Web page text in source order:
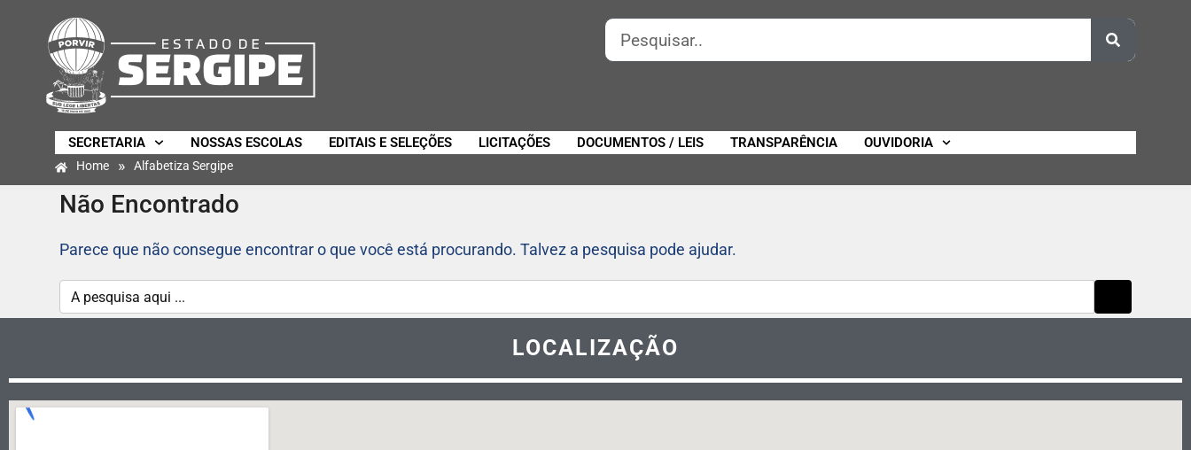
SECRETARIA NOSSAS ESCOLAS EDITAIS E SELEÇÕES LICITAÇÕES DOCUMENTOS / LEIS TRANSPARÊNCIA OUVIDORIA
Home » Alfabetiza Sergipe
Não Encontrado
Parece que não consegue encontrar o que você está procurando. Talvez a pesquisa pode ajudar.
LOCALIZAÇÃO